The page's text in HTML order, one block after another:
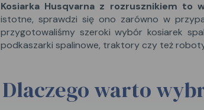
Kosiarka Husqvarna z rozrusznikiem to
istotne, sprawdzi się ono zarówno w
przygotowaliśmy szeroki wybór kosiarek
podkaszarki spalinowe, traktory czy też
Dlaczego warto